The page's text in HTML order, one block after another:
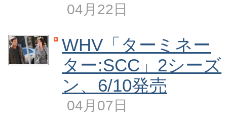
04月22日
WHV「ターミネー
ター:SCC」2シーズ
ン、6/10発売
04月07日